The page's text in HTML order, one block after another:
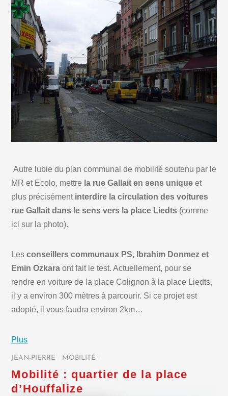
Autre lubie du plan communal de mobilité soutenu par le
MR et Ecolo, mettre la rue Gallait en sens unique et
plus précisément interdire la circulation des voitures
rue Gallait dans le sens vers la place Liedts (comme
ici sur la photo).
Lesconseillers communaux PS, Ibrahim Donmez et
Emin Ozkara ont fait le test. Actuellement, pour se
rendre en voiture de la place Colignon à la place Liedts,
il y a environ 300 mètres à parcourir. Si ce projet est
adopté, il vous faudra environ 2km…
Plus
JEAN-PIERRE MOBILITÉ
Mobilité : quartier de la place
d’Houffalize